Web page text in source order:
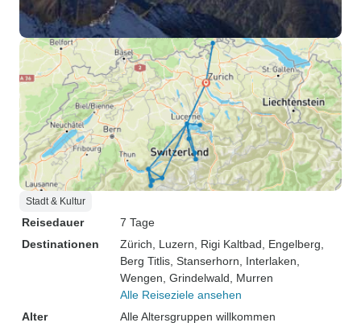
Stadt & Kultur
Reisedauer
7 Tage
Destinationen
Zürich , Luzern , Rigi Kaltbad , Engelberg
Berg Titlis , Stanserhorn , Interlaken
Wengen , Grindelwald , Murren
Alle Reiseziele ansehen
Alter
Alle Altersgruppen willkommen